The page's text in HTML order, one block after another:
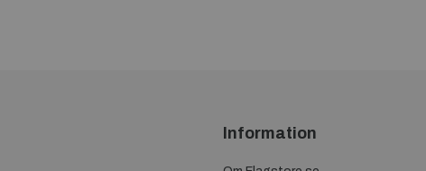
Information